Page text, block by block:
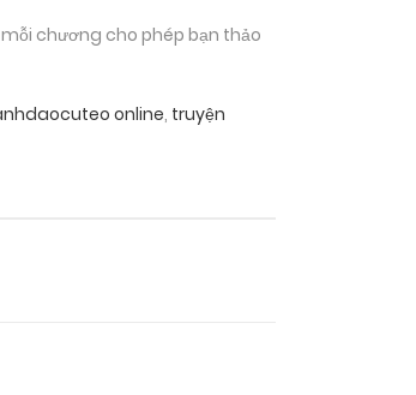
chương cho phép bạn thảo
online, truyện